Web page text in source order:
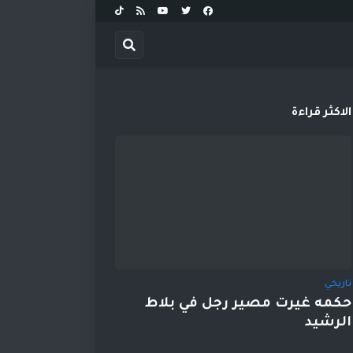
الاكثر قراءة
تاريخي
حكمه غيرت مصير رجل في بلاط
الرشيد